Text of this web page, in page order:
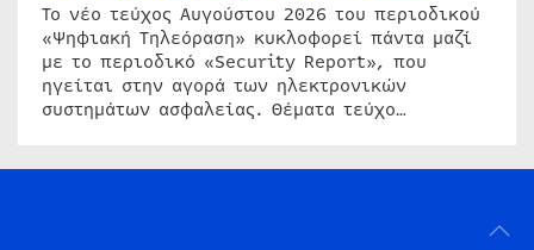
Το νέο τεύχος Αυγούστου 2026 του περιοδικού
«Ψηφιακή Τηλεόραση» κυκλοφορεί πάντα μαζί
με το περιοδικό «Security Report», που
ηγείται στην αγορά των ηλεκτρονικών
συστημάτων ασφαλείας. Θέματα τεύχο…